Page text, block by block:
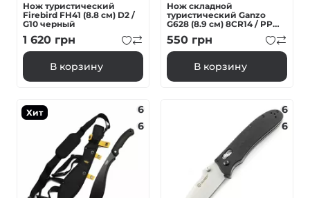
Нож туристический
Firebird FH41 (8.8 см) D2 /
G10 черный
1 620 грн
В корзину
Нож складной
туристический Ganzo
G628 (8.9 см) 8CR14 / PP
алюминий серый
550 грн
В корзину
Хит
6
6
6
6